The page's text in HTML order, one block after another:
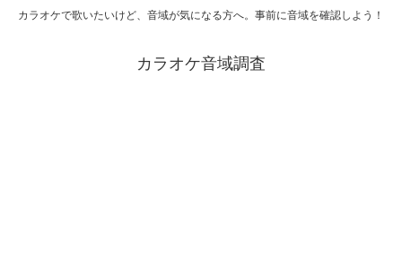
カラオケで歌いたいけど、音域が気になる方へ。事前に音域を確認しよう！
カラオケ音域調査